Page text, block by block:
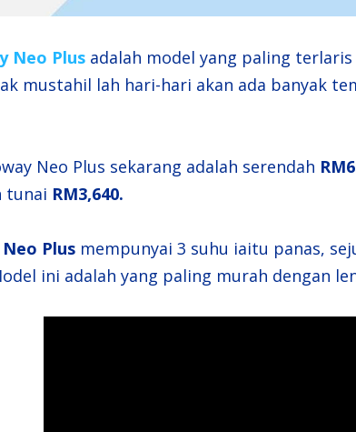
Neo Plus adalah model yang paling
mustahil lah hari-hari akan ada banyak
Neo Plus sekarang adalah serendah
tunai RM3,640.
Plus mempunyai 3 suhu iaitu panas,
ini adalah yang paling murah dengan